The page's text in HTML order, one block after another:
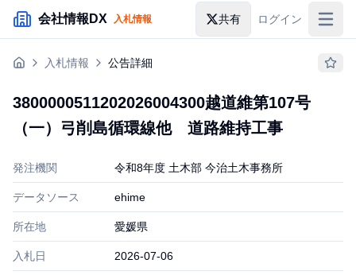
メインコンテンツにスキップ
会社情報DX 入札情報 共有 ログイン
入札情報
助成金・補助金
入札情報 公告詳細
3800000511202026004300越道維第107号
（一）弓削島循環線他 道路維持工事
発注機関 令和8年度 土木部 今治土木事務所
データソース ehime
所在地 愛媛県
入札日 2026-07-06